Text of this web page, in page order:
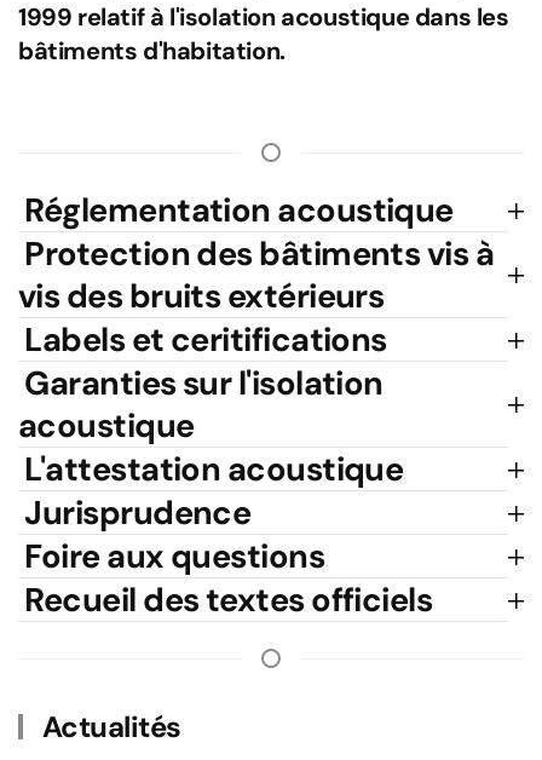
1999 relatif à l'isolation acoustique dans les
bâtiments d'habitation.
Réglementation acoustique
Protection des bâtiments vis à
vis des bruits extérieurs
Labels et ceritifications
Garanties sur l'isolation
acoustique
L'attestation acoustique
Jurisprudence
Foire aux questions
Recueil des textes officiels
Actualités